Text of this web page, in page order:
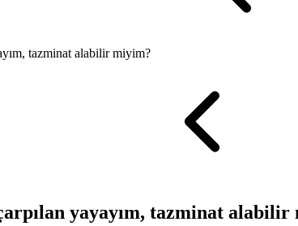
tazminat alabilir miyim?
yayayım, tazminat alabilir